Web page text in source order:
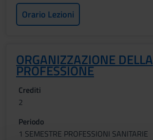
Orario Lezioni
ORGANIZZAZIONE DELLA
PROFESSIONE
Crediti
2
Periodo
1 SEMESTRE PROFESSIONI SANITARIE